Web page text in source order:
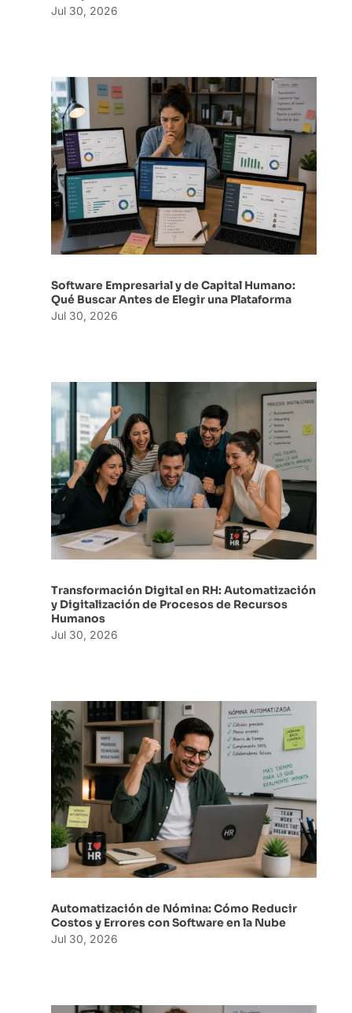
Jul 30, 2026
Software Empresarial y de Capital Humano:
Qué Buscar Antes de Elegir una Plataforma
Jul 30, 2026
Transformación Digital en RH: Automatización
y Digitalización de Procesos de Recursos
Humanos
Jul 30, 2026
Automatización de Nómina: Cómo Reducir
Costos y Errores con Software en la Nube
Jul 30, 2026